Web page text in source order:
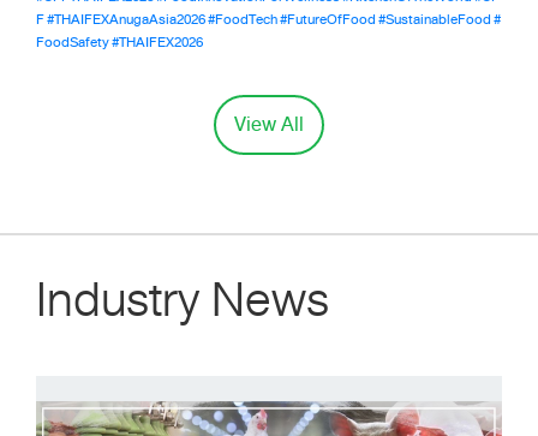
F#THAIFEXAnugaAsia2026#FoodTech#FutureOfFood#SustainableFood#
FoodSafety#THAIFEX2026
View All
Industry News